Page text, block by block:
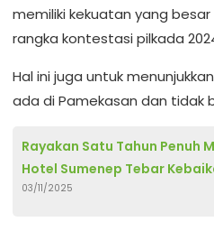
memiliki kekuatan yang
rangka kontestasi pilkada
Hal ini juga untuk
ada di Pamekasan dan tidak
Rayakan Satu Tahun Penuh
Hotel Sumenep Tebar
Sosial
03/11/2025